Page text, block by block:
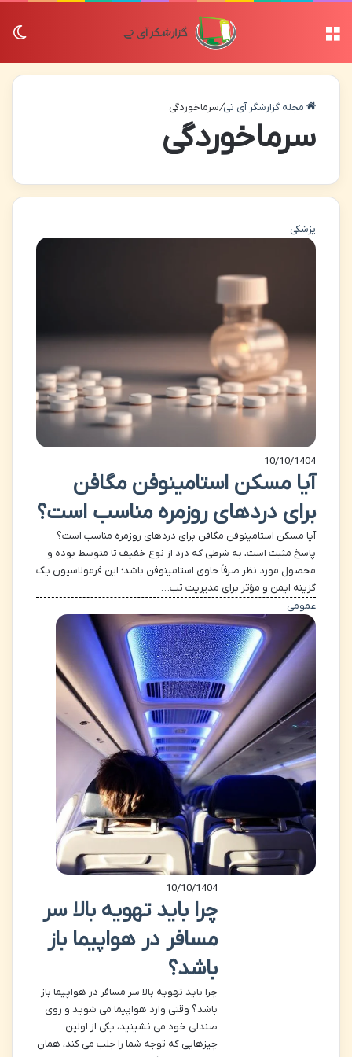
مجله گزارشگر آی تی/سرماخوردگی
سرماخوردگی
پزشکی
10/10/1404
آیا مسکن استامینوفن مگافن
برای دردهای روزمره مناسب است؟
آیا مسکن استامینوفن مگافن برای دردهای روزمره مناسب است؟
پاسخ مثبت است، به شرطی که درد از نوع خفیف تا متوسط بوده و
محصول مورد نظر صرفاً حاوی استامینوفن باشد؛ این فرمولاسیون یک
گزینه ایمن و مؤثر برای مدیریت تب…
عمومی
10/10/1404
چرا باید تهویه بالا سر
مسافر در هواپیما باز
باشد؟
چرا باید تهویه بالا سر مسافر در هواپیما باز
باشد؟ وقتی وارد هواپیما می شوید و روی
صندلی خود می نشینید، یکی از اولین
چیزهایی که توجه شما را جلب می کند، همان